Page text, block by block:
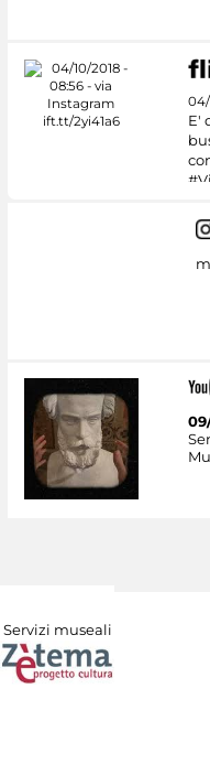
04/
E'
Servizi museali